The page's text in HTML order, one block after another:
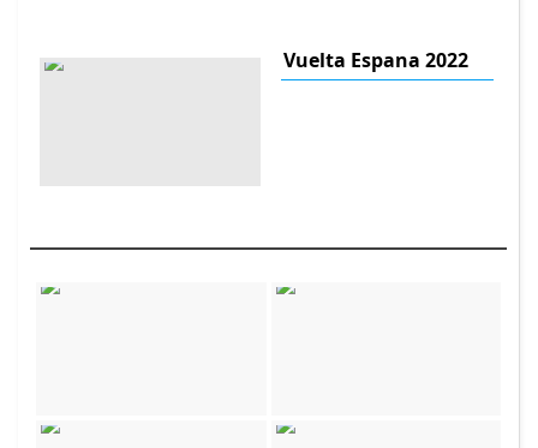
Vuelta Espana 2022